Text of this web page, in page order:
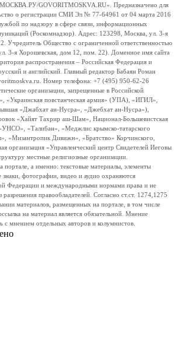
GOVORITMOSKVA.RU». Предназначено для
о регистрации СМИ Эл № 77-64961 от 04 марта 2016
по надзору в сфере связи, информационных
(Роскомнадзор). Адрес: 123298, Москва, ул. 3-я
Учредитель Общество с ограниченной ответственностью
3-я Хорошевская, дом 12, пом. 22). Доменное имя сайта
распространения – Российская Федерация и
и английский. Главный редактор Бабаян Роман
Номер телефона: +7 (495) 950-62-26
организации, запрещенные в Российской
«Украинская повстанческая армия» (УПА), «ИГИЛ»,
«Джабхат ан-Нусра», «Джебхат ан-Нусра»),
«Хайят Тахрир аш-Шам», Национал-Большевистская
«Талибан», «Меджлис крымско-татарского
«Мизантропик Дивижн», «Братство» Корчинского,
организация «Управленческий центр Свидетелей Иеговы
местные религиозные организации.
а именно: текстовые материалы, элементы
знаки, фотографии, видео и аудио охраняются
Федерации и международными нормами права и не
разрешения правообладателей. Согласно ст.ст. 1274,1275
материалов, размещенных на портале, в том числе
на материал является обязательной. Мнение
с мнением отдельных авторов и колумнистов.